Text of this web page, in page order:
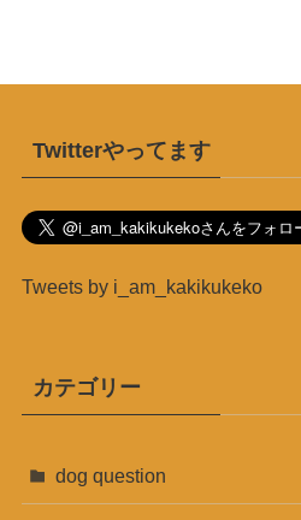
Twitterやってます
Tweets by i_am_kakikukeko
カテゴリー
dog question